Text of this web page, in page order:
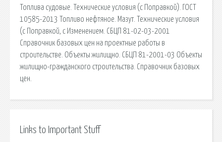
Топлива судовые. Технические условия (с Поправкой). ГОСТ
10585-2013 Топливо нефтяное. Мазут. Технические условия
(с Поправкой, с Изменением. СБЦП 81-02-03-2001
Справочник базовых цен на проектные работы в
строительстве. Объекты жилищно. СБЦП 81-2001-03 Объекты
жилищно-гражданского строительства. Справочник базовых
цен.
Links to Important Stuff